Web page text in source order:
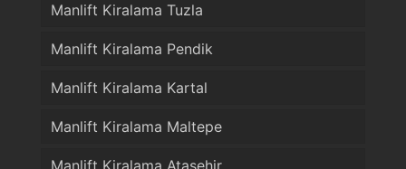
Manlift Kiralama Tuzla
Manlift Kiralama Pendik
Manlift Kiralama Kartal
Manlift Kiralama Maltepe